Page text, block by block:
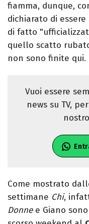
fiamma, dunque,
dichiarato di
di fatto
quello scatto
non sono finite qui.
Vuoi essere
news su TV,
Come mostrato
settimane Chi,
Donnee Giano